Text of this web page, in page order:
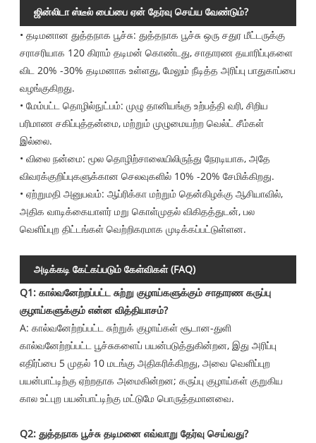
ஜின்லிடா ஸ்டீல் பைப்பை ஏன் தேர்வு செய்ய வேண்டும்?
• தடிமனான துத்தநாக பூச்சு: துத்தநாக பூச்சு ஒரு சதுர மீட்டருக்கு
சராசரியாக 120 கிராம் தடிமன் கொண்டது, சாதாரண தயாரிப்புகளை
விட 20% -30% தடிமனாக உள்ளது, மேலும் நீடித்த அரிப்பு பாதுகாப்பை
வழங்குகிறது.
• மேம்பட்ட தொழில்நுட்பம்: முழு தானியங்கு உற்பத்தி வரி, சிறிய
பரிமாண சகிப்புத்தன்மை, மற்றும் முழுமையற்ற வெல்ட் சீம்கள்
இல்லை.
• விலை நன்மை: மூல தொழிற்சாலையிலிருந்து நேரடியாக, அதே
விவரக்குறிப்புகளுக்கான செலவுகளில் 10% -20% சேமிக்கிறது.
• ஏற்றுமதி அனுபவம்: ஆப்ரிக்கா மற்றும் தென்கிழக்கு ஆசியாவில்,
அதிக வாடிக்கையாளர் மறு கொள்முதல் விகிதத்துடன், பல
வெளிப்புற திட்டங்கள் வெற்றிகரமாக முடிக்கப்பட்டுள்ளன.
அடிக்கடி கேட்கப்படும் கேள்விகள் (FAQ)
Q1: கால்வனேற்றப்பட்ட சுற்று குழாய்களுக்கும் சாதாரண கருப்பு
குழாய்களுக்கும் என்ன வித்தியாசம்?
A: கால்வனேற்றப்பட்ட சுற்றுக் குழாய்கள் சூடான-துளி
கால்வனேற்றப்பட்ட பூச்சுகளைப் பயன்படுத்துகின்றன, இது அரிப்பு
எதிர்ப்பை 5 முதல் 10 மடங்கு அதிகரிக்கிறது, அவை வெளிப்புற
பயன்பாட்டிற்கு ஏற்றதாக அமைகின்றன; கருப்பு குழாய்கள் குறுகிய
கால உட்புற பயன்பாட்டிற்கு மட்டுமே பொருத்தமானவை.
Q2: துத்தநாக பூச்சு தடிமனை எவ்வாறு தேர்வு செய்வது?